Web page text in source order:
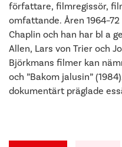
författare, filmregissör,
omfattande. Åren
Chaplin och han har bl a
Allen, Lars von Trier och
Björkmans filmer kan
och ”Bakom jalusin”
dokumentärt präglade